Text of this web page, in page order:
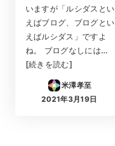
いますが「ルシダスとい
えばブログ、ブログとい
えばルシダス」ですよ
ね。 ブログなしには…
[続きを読む]
米澤孝至
投稿日
2021年3月19日